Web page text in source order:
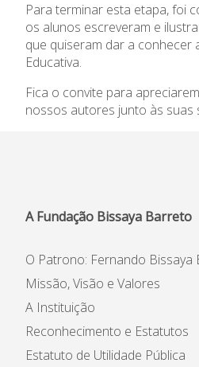
Privacidade
Para terminar esta etapa, foi
os alunos escreveram e
que quiseram dar a conhecer
Educativa.
Fica o convite para
nossos autores junto às suas
A Fundação Bissaya Barreto
O Patrono: Fernando Bissaya
Missão, Visão e Valores
A Instituição
Reconhecimento e Estatutos
Estatuto de Utilidade Pública